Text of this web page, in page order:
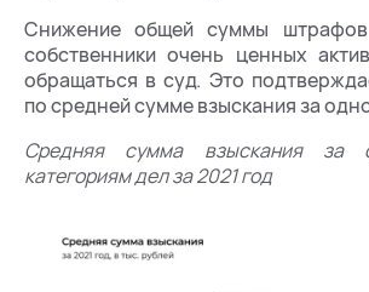
Снижение общей суммы штрафов
собственники очень ценных
обращаться в суд. Это
по средней сумме взыскания за
Средняя сумма взыскания за
категориям дел за 2021 год